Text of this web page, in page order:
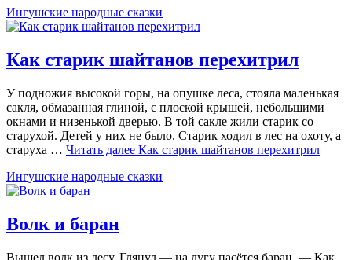
Ингушские народные сказки
Как старик шайтанов перехитрил
У подножия высокой горы, на опушке леса, стояла маленькая
сакля, обмазанная глиной, с плоской крышей, небольшими
окнами и низенькой дверью. В той сакле жили старик со
старухой. Детей у них не было. Старик ходил в лес на охоту, а
старуха … Читать далее Как старик шайтанов перехитрил
Ингушские народные сказки
Волк и баран
Вышел волк из лесу. Глянул — на лугу пасётся баран. — Как